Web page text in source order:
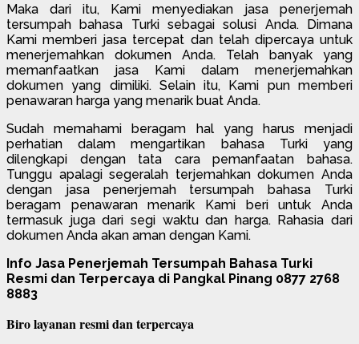
Maka dari itu, Kami menyediakan jasa penerjemah
tersumpah bahasa Turki sebagai solusi Anda. Dimana
Kami memberi jasa tercepat dan telah dipercaya untuk
menerjemahkan dokumen Anda. Telah banyak yang
memanfaatkan jasa Kami dalam menerjemahkan
dokumen yang dimiliki. Selain itu, Kami pun memberi
penawaran harga yang menarik buat Anda.
Sudah memahami beragam hal yang harus menjadi
perhatian dalam mengartikan bahasa Turki yang
dilengkapi dengan tata cara pemanfaatan bahasa.
Tunggu apalagi segeralah terjemahkan dokumen Anda
dengan jasa penerjemah tersumpah bahasa Turki
beragam penawaran menarik Kami beri untuk Anda
termasuk juga dari segi waktu dan harga. Rahasia dari
dokumen Anda akan aman dengan Kami.
Info Jasa Penerjemah Tersumpah Bahasa Turki
Resmi dan Terpercaya di Pangkal Pinang 0877 2768
8883
Biro layanan resmi dan terpercaya